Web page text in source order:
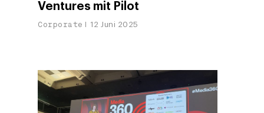
Ventures mit Pilot
Corporate 12 Juni 2025